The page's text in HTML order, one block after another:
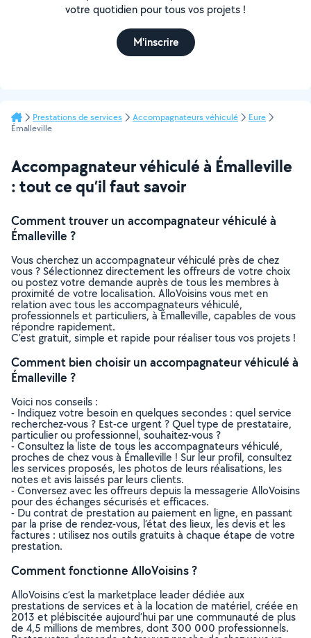
votre quotidien pour tous vos projets !
M'inscrire
Prestations de services Accompagnateurs véhiculé
Eure
Émalleville
Accompagnateur véhiculé à Émalleville
: tout ce qu’il faut savoir
Comment trouver un accompagnateur véhiculé à
Émalleville ?
Vous cherchez un accompagnateur véhiculé près de chez
vous ? Sélectionnez directement les offreurs de votre choix
ou postez votre demande auprès de tous les membres à
proximité de votre localisation. AlloVoisins vous met en
relation avec tous les accompagnateurs véhiculé,
professionnels et particuliers, à Émalleville, capables de vous
répondre rapidement.
C’est gratuit, simple et rapide pour réaliser tous vos projets !
Comment bien choisir un accompagnateur véhiculé à
Émalleville ?
Voici nos conseils :
- Indiquez votre besoin en quelques secondes : quel service
recherchez-vous ? Est-ce urgent ? Quel type de prestataire,
particulier ou professionnel, souhaitez-vous ?
- Consultez la liste de tous les accompagnateurs véhiculé,
proches de chez vous à Émalleville ! Sur leur profil, consultez
les services proposés, les photos de leurs réalisations, les
notes et avis laissés par leurs clients.
- Conversez avec les offreurs depuis la messagerie AlloVoisins
pour des échanges sécurisés et efficaces.
- Du contrat de prestation au paiement en ligne, en passant
par la prise de rendez-vous, l’état des lieux, les devis et les
factures : utilisez nos outils gratuits à chaque étape de votre
prestation.
Comment fonctionne AlloVoisins ?
AlloVoisins c’est la marketplace leader dédiée aux
prestations de services et à la location de matériel, créée en
2013 et plébiscitée aujourd’hui par une communauté de plus
de 4,5 millions de membres, dont 300 000 professionnels.